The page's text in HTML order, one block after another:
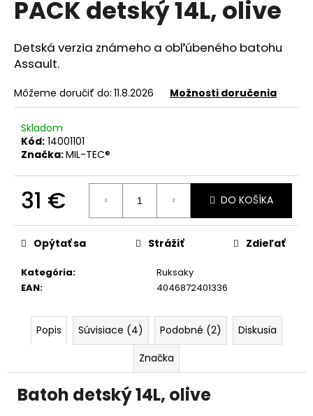
PACK detský 14L, olive
Detská verzia známeho a obľúbeného batohu
Assault.
Môžeme doručiť do: 11.8.2026 Možnosti doručenia
Skladom
Kód: 14001101
Značka:MIL-TEC®
31 €
cena:
DO KOŠÍKA
Kategória:
Ruksaky
EAN: 4046872401336
Opýtať sa Strážiť Zdieľať
Popis Súvisiace (4) Podobné (2)
Diskusia
Značka
Batoh detský 14L, olive
á
s
ť
?
O
d
o